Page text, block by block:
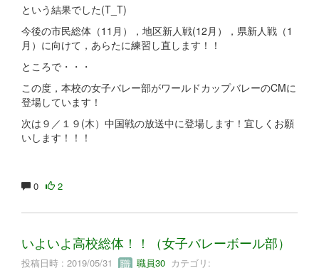
という結果でした(T_T)
今後の市民総体（11月），地区新人戦(12月），県新人戦（1
月）に向けて，あらたに練習し直します！！
ところで・・・
この度，本校の女子バレー部がワールドカップバレーのCMに
登場しています！
次は９／１９(木）中国戦の放送中に登場します！宜しくお願
いします！！！
0 2
いよいよ高校総体！！（女子バレーボール部）
投稿日時 : 2019/05/31 職員30 カテゴリ: